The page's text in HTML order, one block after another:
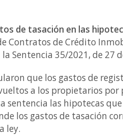
de tasación en las
Contratos de Crédito
Sentencia 35/2021, de 27
que los gastos de
a los propietarios por
sentencia las hipotecas
los gastos de tasación
ley.